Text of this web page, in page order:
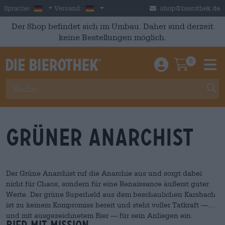
Skip to main content
Sprache: German
Versand: Deutschland shop@bierothek.de
Der Shop befindet sich im Umbau. Daher sind derzeit
keine Bestellungen möglich.
Einloggen /
0
Grüner Anarchist
Der Grüne Anarchist ruf die Anarchie aus und sorgt dabei
nicht für Chaos, sondern für eine Renaissance äußerst guter
Werte. Der grüne Superheld aus dem beschaulichen Karsbach
ist zu keinem Kompromiss bereit und steht voller Tatkraft —
und mit ausgezeichnetem Bier — für sein Anliegen ein.